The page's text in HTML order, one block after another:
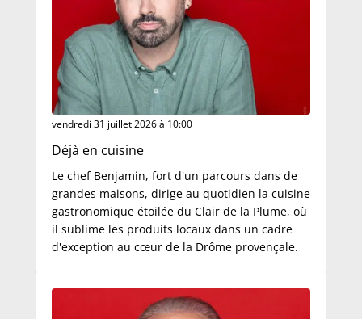
vendredi 31 juillet 2026 à 10:00
Déjà en cuisine
Le chef Benjamin, fort d'un parcours dans de
grandes maisons, dirige au quotidien la cuisine
gastronomique étoilée du Clair de la Plume, où
il sublime les produits locaux dans un cadre
d'exception au cœur de la Drôme provençale.